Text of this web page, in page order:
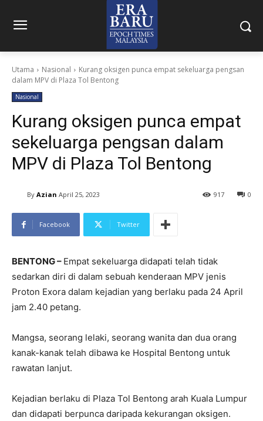
Utama Nasional
Kurang oksigen punca empat sekeluarga pengsan
dalam MPV di Plaza Tol Bentong
Nasional
Kurang oksigen punca empat
sekeluarga pengsan dalam
MPV di Plaza Tol Bentong
By Azian April 25, 2023 0
917
Facebook Twitter
BENTONG – Empat sekeluarga didapati telah tidak
sedarkan diri di dalam sebuah kenderaan MPV jenis
Proton Exora dalam kejadian yang berlaku pada 24 April
jam 2.40 petang.
Mangsa, seorang lelaki, seorang wanita dan dua orang
kanak-kanak telah dibawa ke Hospital Bentong untuk
rawatan lanjut.
Kejadian berlaku di Plaza Tol Bentong arah Kuala Lumpur
dan didapati berpunca daripada kekurangan oksigen.